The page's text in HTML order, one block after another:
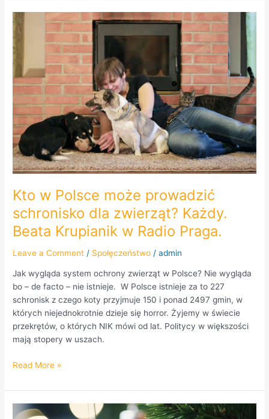
Kto w Polsce może prowadzić
schronisko dla zwierząt? Każdy.
Beata Krupianik w Radio Praga.
Leave a Comment / Społęczeństwo /admin
Jak wygląda system ochrony zwierząt w Polsce? Nie wygląda
bo – de facto – nie istnieje. W Polsce istnieje za to 227
schronisk z czego koty przyjmuje 150 i ponad 2497 gmin, w
których niejednokrotnie dzieje się horror. Żyjemy w świecie
przekrętów, o których NIK mówi od lat. Politycy w większości
mają stopery w uszach.
Kto
w
Polsce
może
prowadzić
schronisko
dla
Każdy.
Beata
Krupianik
w
Radio
Praga.
Read More »
Wesołych